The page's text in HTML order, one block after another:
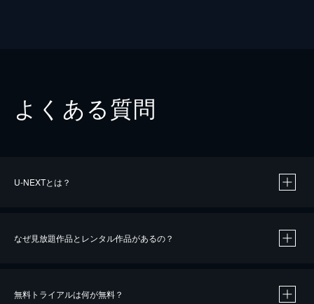
よくある質問
U-NEXTとは？
なぜ見放題作品とレンタル作品があるの？
無料トライアルは何が無料？